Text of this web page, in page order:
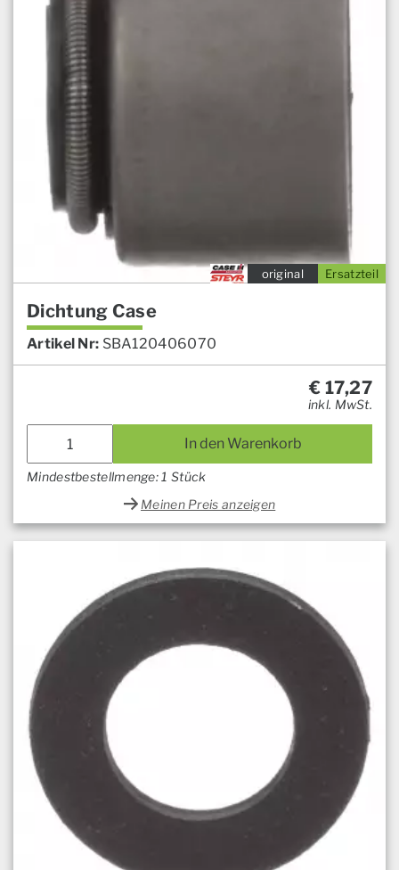
Ersatzteil
original
Dichtung Case
Artikel Nr: SBA120406070
€ 17,27
inkl. MwSt.
In den Warenkorb
Mindestbestellmenge: 1 Stück
Meinen Preis anzeigen